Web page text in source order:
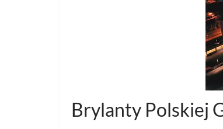
Brylanty Polskiej